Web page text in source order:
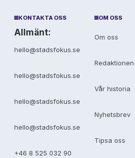
KONTAKTA OSS
Allmänt:
hello@stadsfokus.se
hello@stadsfokus.se
hello@stadsfokus.se
hello@stadsfokus.se
+46 8 525 032 90
OM OSS
Om oss
Redaktionen
Vår historia
Nyhetsbrev
Tipsa oss